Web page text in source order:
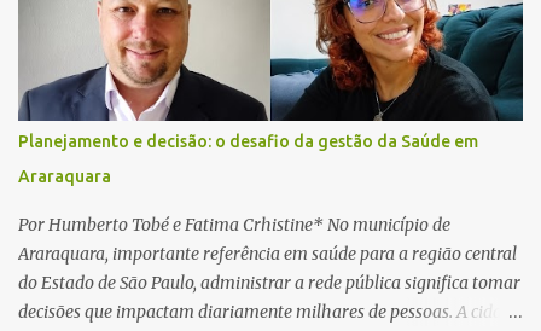
ser realizados. Dias depois, o golpista enviou um documento em
PDF simulando uma comunicação oficial da instituição financeira.
Na sequência, entrou em contato por telefone e encaminhou um
link, orientando a vítima a acessá-lo pelo computador para
concluir a suposta atualização cadastral. Após realizar o
procedimento, a conta bancária ficou bloqueada por algumas
horas. Sem conseguir acessar o sistema, a vítima tentou
novamente contato com o suposto gerente, mas não obteve
resposta. Na segunda-fe...
Planejamento e decisão: o desafio da gestão da Saúde em
Araraquara
Por Humberto Tobé e Fatima Crhistine* No município de
Araraquara, importante referência em saúde para a região central
do Estado de São Paulo, administrar a rede pública significa tomar
decisões que impactam diariamente milhares de pessoas. A cidade